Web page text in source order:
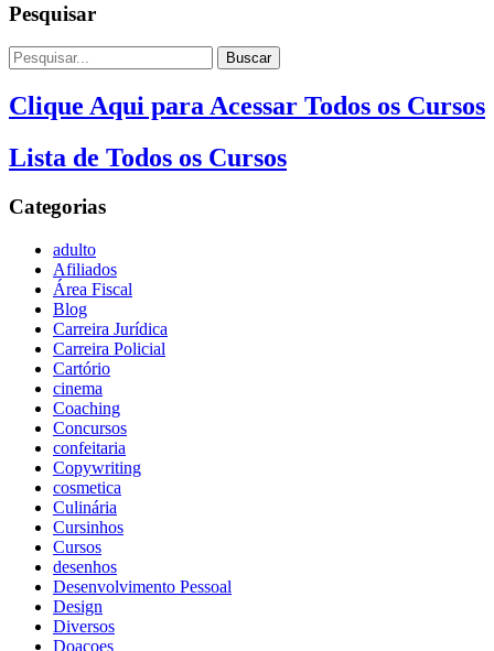
Pesquisar
Buscar
Clique Aqui para Acessar Todos os Cursos
Lista de Todos os Cursos
Categorias
adulto
Afiliados
Área Fiscal
Blog
Carreira Jurídica
Carreira Policial
Cartório
cinema
Coaching
Concursos
confeitaria
Copywriting
cosmetica
Culinária
Cursinhos
Cursos
desenhos
Desenvolvimento Pessoal
Design
Diversos
Doaçoes